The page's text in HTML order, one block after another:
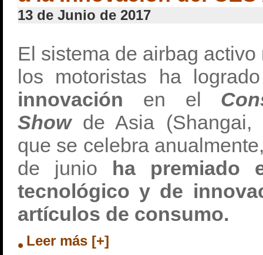
13 de Junio de 2017
El sistema de airbag
los motoristas ha
innovación en el
Show de Asia
que se celebra
de junio ha premiado
tecnológico y de
artículos de consumo.
Leer más [+]